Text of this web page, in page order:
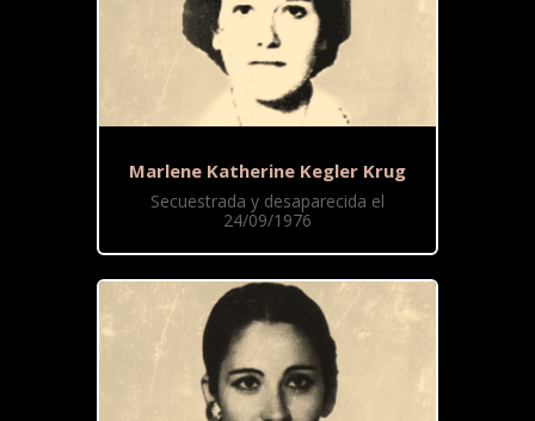
Marlene Katherine Kegler Krug
Secuestrada y desaparecida el
24/09/1976